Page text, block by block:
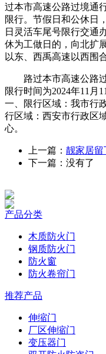
过本市高速公路过境通
限行。节假日和公休日
日灵活车尾号限行交通
休为工做日的，向北扩
以东、西禹高速以西围
路过本市高速公路过
限行时间为2024年11月
一、限行区域：我市行
行区域：西安市行政区
心。
上一篇： 靓家居留
下一篇：没有了
产品分类
木质防火门
钢质防火门
防火窗
防火卷帘门
推荐产品
伸缩门
厂区伸缩门
变压器门